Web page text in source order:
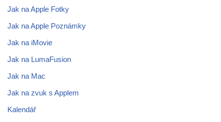
Jak na Apple Fotky
Jak na Apple Poznámky
Jak na iMovie
Jak na LumaFusion
Jak na Mac
Jak na zvuk s Applem
Kalendář